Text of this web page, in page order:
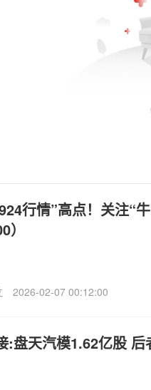
行情”高点！关注“
2026-02-07 00:12:00
:盘天汽模1.62亿股